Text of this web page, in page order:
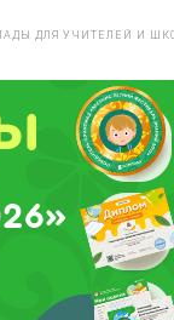
ДЛЯ УЧИТЕЛЕЙ И